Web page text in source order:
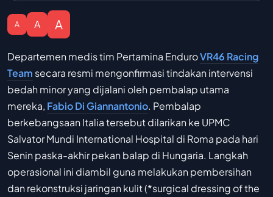
A A A
Departemen medis tim Pertamina EnduroVR46 Racing
Team secara resmi mengonfirmasi tindakan intervensi
bedah minor yang dijalani oleh pembalap utama
mereka, Fabio Di Giannantonio. Pembalap
berkebangsaan Italia tersebut dilarikan ke UPMC
Salvator Mundi International Hospital di Roma pada hari
Senin paska-akhir pekan balap di Hungaria. Langkah
operasional ini diambil guna melakukan pembersihan
dan rekonstruksi jaringan kulit (*surgical dressing of the